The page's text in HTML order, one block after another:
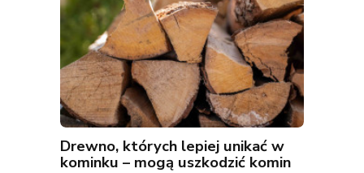
Drewno, których lepiej unikać w
kominku – mogą uszkodzić komin